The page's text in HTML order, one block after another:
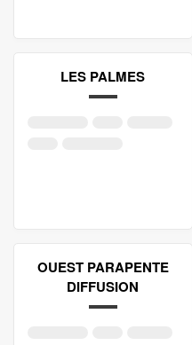
LES PALMES
OUEST PARAPENTE
DIFFUSION